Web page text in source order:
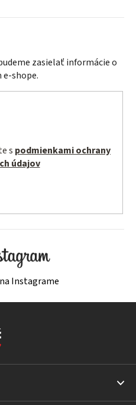
zasielať informácie o
e-shope.
s podmienkami ochrany
údajov
Instagrame